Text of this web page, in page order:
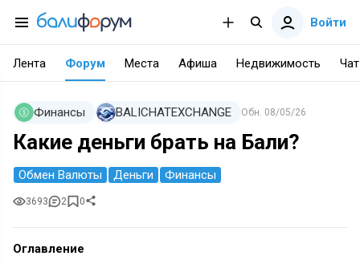
Войти
Лента Форум Места Афиша Недвижимость Чат
Финансы BALICHATEXCHANGE Обн. 08/05/26
Какие деньги брать на Бали?
Обмен Валюты Деньги Финансы
3693 2 0
Оглавление